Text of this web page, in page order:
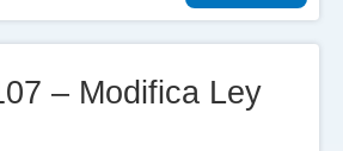
– Modifica Ley